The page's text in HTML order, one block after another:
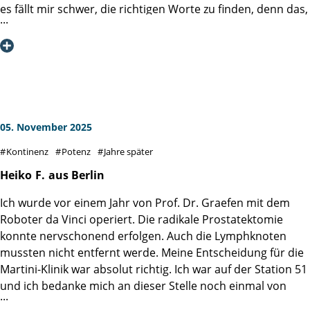
sehr gut.
es fällt mir schwer, die richtigen Worte zu finden, denn das,
was ich empfinde, geht weit über ein einfaches „Danke“
hinaus. Dieser Brief kommt aus tiefstem Herzen.
Prostatakarzinom C61, pT3b, Gleason 4+3 = 7 mit tertiärem
Eine Diagnose, die einem den Boden unter den Füßen
wegzieht und große Angst auslöst.
In dieser extrem belastenden Situation habe ich in der
Martini-Klinik etwas erfahren, das unbezahlbar ist:
Vertrauen, höchste fachliche Kompetenz, Menschlichkeit
und absolute Hingabe an den Patienten.
Herr Professor Steuber hat mich konventionell, also ohne
05. November 2025
Kontinenz Potenz Jahre später
Heiko F. aus Berlin
Ich wurde vor einem Jahr von Prof. Dr. Graefen mit dem
Roboter da Vinci operiert. Die radikale Prostatektomie
konnte nervschonend erfolgen. Auch die Lymphknoten
mussten nicht entfernt werde. Meine Entscheidung für die
Martini-Klinik war absolut richtig. Ich war auf der Station 51
und ich bedanke mich an dieser Stelle noch einmal von
ganzem Herzen bei Herrn Prof. Dr. Graefen, der trotz